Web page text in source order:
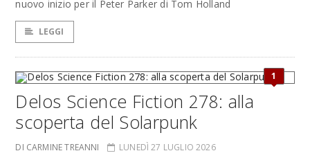
nuovo inizio per il Peter Parker di Tom Holland
LEGGI
1
Delos Science Fiction 278: alla
scoperta del Solarpunk
DI CARMINE TREANNI LUNEDÌ 27 LUGLIO 2026